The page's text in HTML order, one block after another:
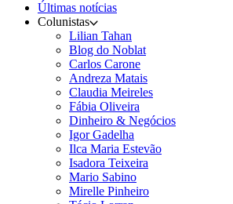
Últimas notícias
Colunistas
Lilian Tahan
Blog do Noblat
Carlos Carone
Andreza Matais
Claudia Meireles
Fábia Oliveira
Dinheiro & Negócios
Igor Gadelha
Ilca Maria Estevão
Isadora Teixeira
Mario Sabino
Mirelle Pinheiro